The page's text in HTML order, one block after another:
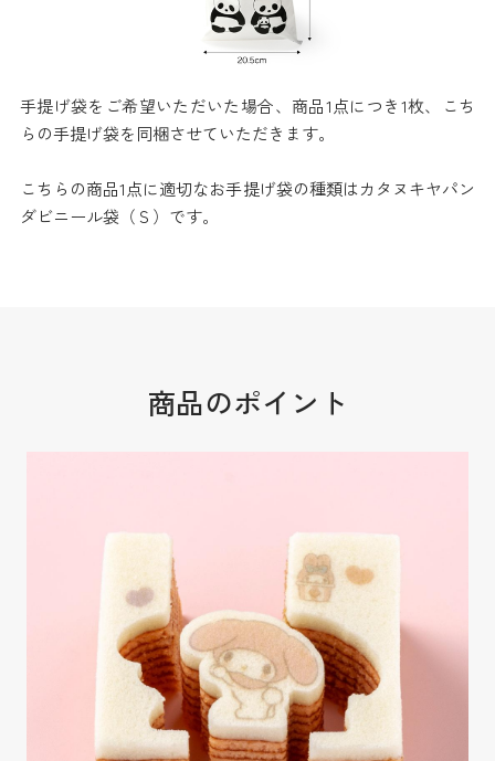
手提げ袋をご希望いただいた場合、商品1点につき1枚、こち
らの手提げ袋を同梱させていただきます。
こちらの商品1点に適切なお手提げ袋の種類はカタヌキヤパン
ダビニール袋（Ｓ）です。
商品のポイント